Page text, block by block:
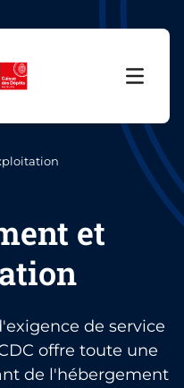
et
de service
offre toute une
de l'hébergement